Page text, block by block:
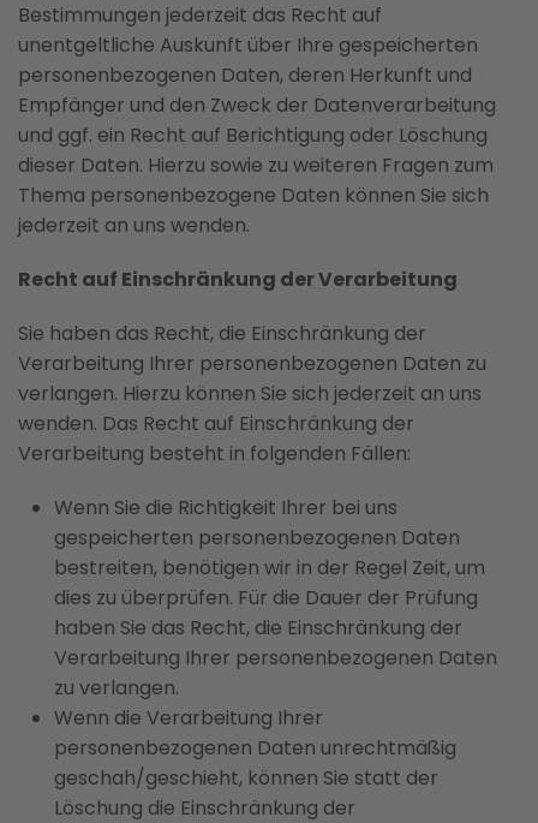
Bestimmungen jederzeit das Recht auf
unentgeltliche Auskunft über Ihre gespeicherten
personenbezogenen Daten, deren Herkunft und
Empfänger und den Zweck der Datenverarbeitung
und ggf. ein Recht auf Berichtigung oder Löschung
dieser Daten. Hierzu sowie zu weiteren Fragen zum
Thema personenbezogene Daten können Sie sich
jederzeit an uns wenden.
Recht auf Einschränkung der Verarbeitung
Sie haben das Recht, die Einschränkung der
Verarbeitung Ihrer personenbezogenen Daten zu
verlangen. Hierzu können Sie sich jederzeit an uns
wenden. Das Recht auf Einschränkung der
Verarbeitung besteht in folgenden Fällen:
Wenn Sie die Richtigkeit Ihrer bei uns
gespeicherten personenbezogenen Daten
bestreiten, benötigen wir in der Regel Zeit, um
dies zu überprüfen. Für die Dauer der Prüfung
haben Sie das Recht, die Einschränkung der
Verarbeitung Ihrer personenbezogenen Daten
zu verlangen.
Wenn die Verarbeitung Ihrer
personenbezogenen Daten unrechtmäßig
geschah/geschieht, können Sie statt der
Löschung die Einschränkung der